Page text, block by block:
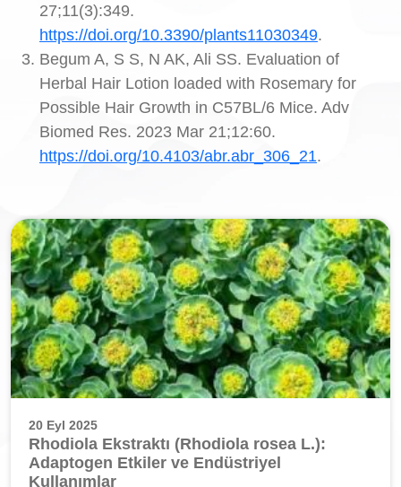
27;11(3):349.
https://doi.org/10.3390/plants11030349.
Begum A, S S, N AK, Ali SS. Evaluation of
Herbal Hair Lotion loaded with Rosemary for
Possible Hair Growth in C57BL/6 Mice. Adv
Biomed Res. 2023 Mar 21;12:60.
https://doi.org/10.4103/abr.abr_306_21.
20 Eyl 2025
Rhodiola Ekstraktı (Rhodiola rosea L.):
Adaptogen Etkiler ve Endüstriyel
Kullanımlar